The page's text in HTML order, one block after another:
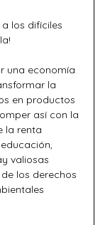
los difíciles
una economía
la
en productos
así con la
la renta
valiosas
los derechos